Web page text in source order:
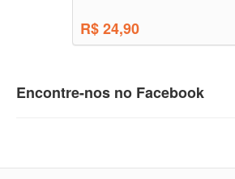
R$ 24,90
Encontre-nos no Facebook